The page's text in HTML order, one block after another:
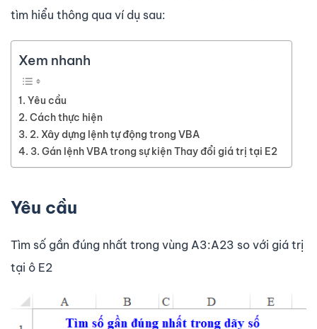
tìm hiểu thông qua ví dụ sau:
Xem nhanh
Yêu cầu
Cách thực hiện
2. Xây dựng lệnh tự động trong VBA
3. Gán lệnh VBA trong sự kiện Thay đổi giá trị tại E2
Yêu cầu
Tìm số gần đúng nhất trong vùng A3:A23 so với giá trị
tại ô E2